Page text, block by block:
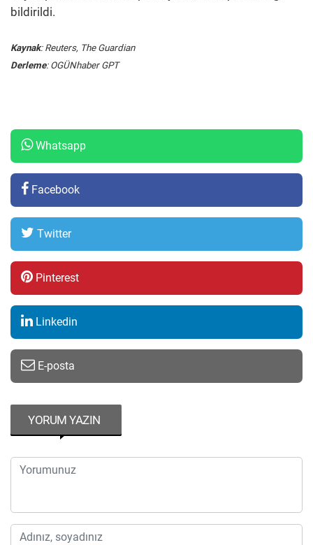
bildirildi.
Kaynak: Reuters, The Guardian
Derleme: OGÜNhaber GPT
Whatsapp
Facebook
Twitter
Pinterest
Linkedin
E-posta
YORUM YAZIN